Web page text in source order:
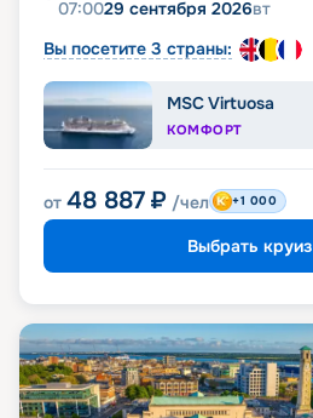
07:0029 сентября 2026вт
Вы посетите 3 страны:
MSC Virtuosa
КОМФОРТ
от 48 887 ₽ /чел +1 000
Выбрать круиз